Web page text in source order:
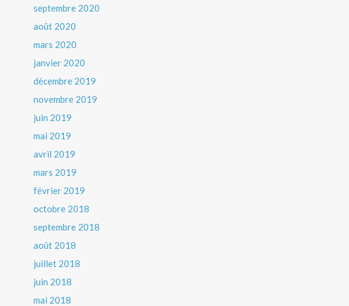
septembre 2020
août 2020
mars 2020
janvier 2020
décembre 2019
novembre 2019
juin 2019
mai 2019
avril 2019
mars 2019
février 2019
octobre 2018
septembre 2018
août 2018
juillet 2018
juin 2018
mai 2018